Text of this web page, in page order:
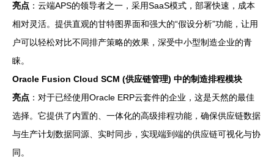
亮点 ：云端APS的领导者之一，采用SaaS模式，部署快速，成本
相对灵活。提供直观的甘特图界面和强大的“假设分析”功能，让用
户可以轻松对比不同排产策略的效果，深受中小型制造企业的青
睐。
Oracle Fusion Cloud SCM (供应链管理) 中的制造排程模块
亮点 ：对于已经使用Oracle ERP云套件的企业，这是天然的最佳
选择。它提供了内置的、一体化的高级排程功能，确保供应链数据
与生产计划数据同源、实时同步，实现端到端的供应链可视化与协
同。